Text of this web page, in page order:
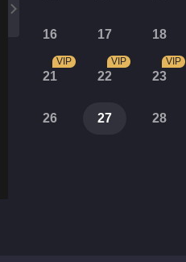
16 17 18
21
VIP
22
VIP
23
VIP
26 27 28